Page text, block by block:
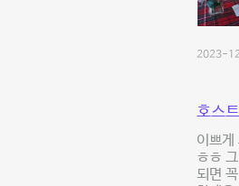
2023-
호스
이쁘게
ㅎㅎ
되면